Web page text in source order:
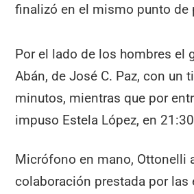
finalizó en el mismo punto de
Por el lado de los hombres el
Abán, de José C. Paz, con un
minutos, mientras que por
impuso Estela López, en
Micrófono en mano, Ottonelli
colaboración prestada por las